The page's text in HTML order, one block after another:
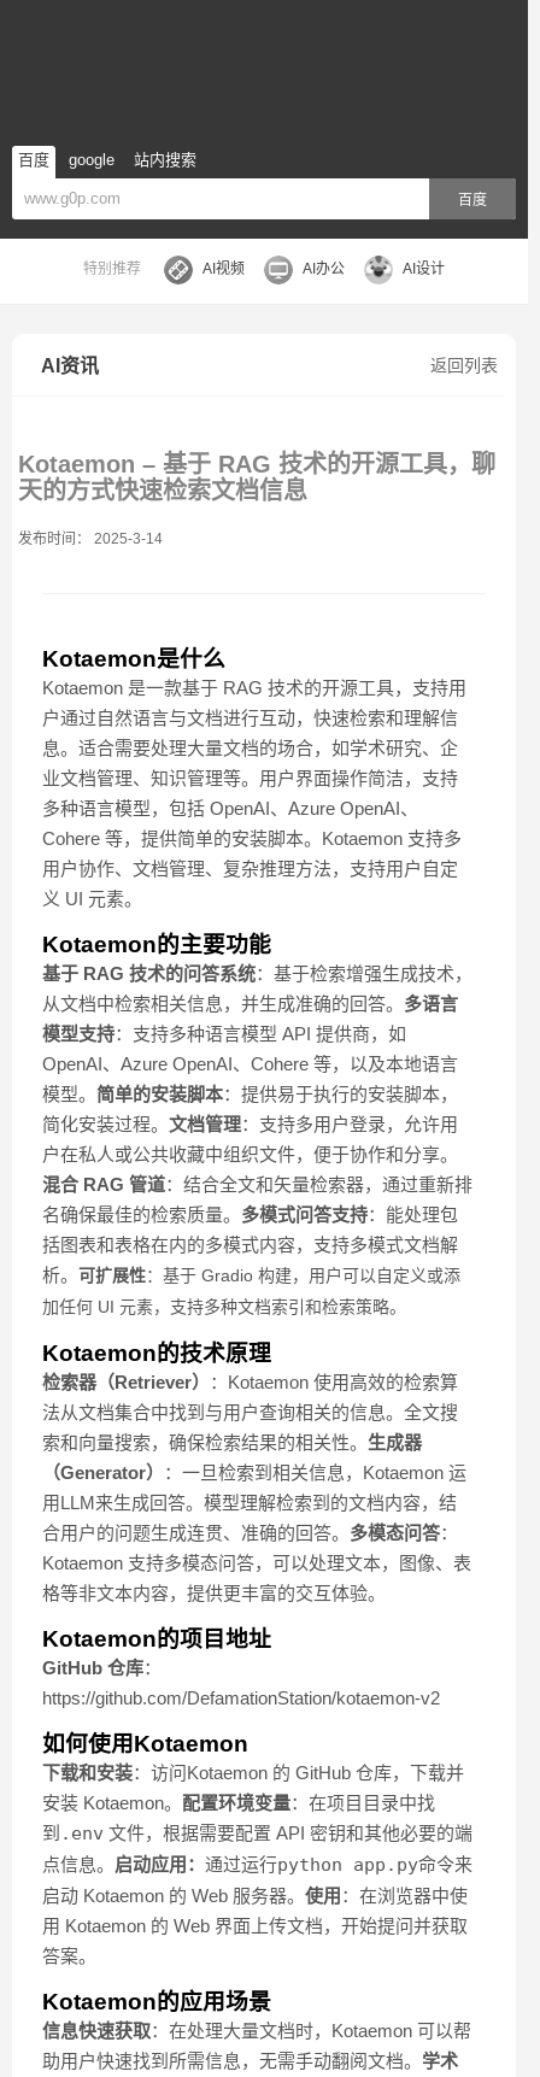
百度 google 站内搜索
百度
特别推荐 AI视频 AI办公 AI设计
返回列表
AI资讯
Kotaemon – 基于 RAG 技术的开源工具，聊
天的方式快速检索文档信息
发布时间： 2025-3-14
Kotaemon是什么
Kotaemon 是一款基于 RAG 技术的开源工具，支持用
户通过自然语言与文档进行互动，快速检索和理解信
息。适合需要处理大量文档的场合，如学术研究、企
业文档管理、知识管理等。用户界面操作简洁，支持
多种语言模型，包括 OpenAI、Azure OpenAI、
Cohere 等，提供简单的安装脚本。Kotaemon 支持多
用户协作、文档管理、复杂推理方法，支持用户自定
义 UI 元素。
Kotaemon的主要功能
基于 RAG 技术的问答系统：基于检索增强生成技术，
从文档中检索相关信息，并生成准确的回答。 多语言
模型支持：支持多种语言模型 API 提供商，如
OpenAI、Azure OpenAI、Cohere 等，以及本地语言
模型。 简单的安装脚本：提供易于执行的安装脚本，
简化安装过程。 文档管理：支持多用户登录，允许用
户在私人或公共收藏中组织文件，便于协作和分享。
混合 RAG 管道：结合全文和矢量检索器，通过重新排
名确保最佳的检索质量。 多模式问答支持：能处理包
括图表和表格在内的多模式内容，支持多模式文档解
析。 可扩展性：基于 Gradio 构建，用户可以自定义或添
加任何 UI 元素，支持多种文档索引和检索策略。
Kotaemon的技术原理
检索器（Retriever）
：Kotaemon 使用高效的检索算
法从文档集合中找到与用户查询相关的信息。全文搜
索和向量搜索，确保检索结果的相关性。 生成器
（Generator）
：一旦检索到相关信息，Kotaemon 运
用LLM来生成回答。模型理解检索到的文档内容，结
合用户的问题生成连贯、准确的回答。 多模态问答：
Kotaemon 支持多模态问答，可以处理文本，图像、表
格等非文本内容，提供更丰富的交互体验。
Kotaemon的项目地址
GitHub 仓库：
https://github.com/DefamationStation/kotaemon-v2
如何使用Kotaemon
下载和安装：访问Kotaemon 的 GitHub 仓库，下载并
安装 Kotaemon。 配置环境变量：在项目目录中找
到 .env 文件，根据需要配置 API 密钥和其他必要的端
点信息。 启动应用： 通过运行python app.py命令来
启动 Kotaemon 的 Web 服务器。 使用 ：在浏览器中使
用 Kotaemon 的 Web 界面上传文档，开始提问并获取
答案。
Kotaemon的应用场景
信息快速获取：在处理大量文档时，Kotaemon 可以帮
助用户快速找到所需信息，无需手动翻阅文档。 学术